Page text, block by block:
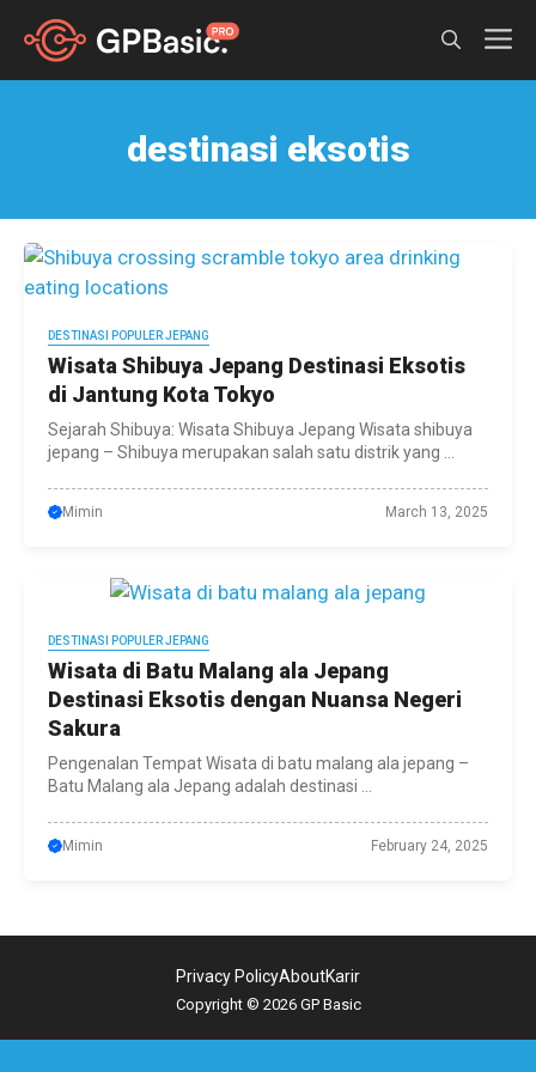
destinasi eksotis
DESTINASI POPULER JEPANG
Wisata Shibuya Jepang Destinasi Eksotis
di Jantung Kota Tokyo
Sejarah Shibuya: Wisata Shibuya Jepang Wisata shibuya
jepang – Shibuya merupakan salah satu distrik yang ...
Mimin March 13, 2025
DESTINASI POPULER JEPANG
Wisata di Batu Malang ala Jepang
Destinasi Eksotis dengan Nuansa Negeri
Sakura
Pengenalan Tempat Wisata di batu malang ala jepang –
Batu Malang ala Jepang adalah destinasi ...
Mimin February 24, 2025
Copyright © 2026 GP Basic
Privacy PolicyAboutKarir